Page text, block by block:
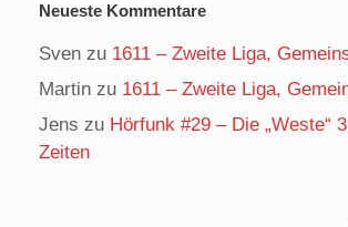
Neueste Kommentare
Sven zu 1611 – Zweite Liga,
Martin zu 1611 – Zweite Liga,
Jens zu Hörfunk #29 – Die „Weste“
Zeiten